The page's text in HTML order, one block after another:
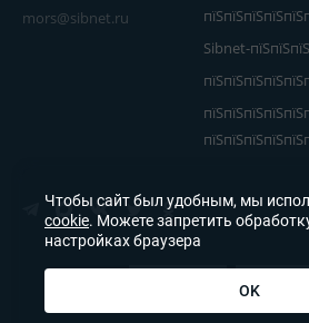
mors@sibnet.ru
Sibnet-
Чтобы сайт был удобным, мы
cookie. Можете запретить
настройках браузера
OK